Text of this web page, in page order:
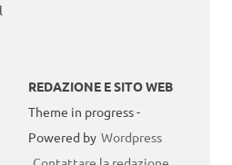
REDAZIONE E SITO WEB
Theme in progress -
Powered by Wordpress